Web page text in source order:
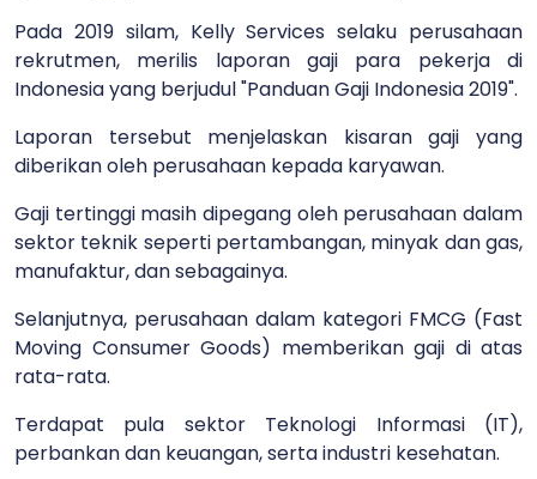
Pada 2019 silam, Kelly Services selaku perusahaan
rekrutmen, merilis laporan gaji para pekerja di
Indonesia yang berjudul "Panduan Gaji Indonesia 2019".
Laporan tersebut menjelaskan kisaran gaji yang
diberikan oleh perusahaan kepada karyawan.
Gaji tertinggi masih dipegang oleh perusahaan dalam
sektor teknik seperti pertambangan, minyak dan gas,
manufaktur, dan sebagainya.
Selanjutnya, perusahaan dalam kategori FMCG (Fast
Moving Consumer Goods) memberikan gaji di atas
rata-rata.
Terdapat pula sektor Teknologi Informasi (IT),
perbankan dan keuangan, serta industri kesehatan.